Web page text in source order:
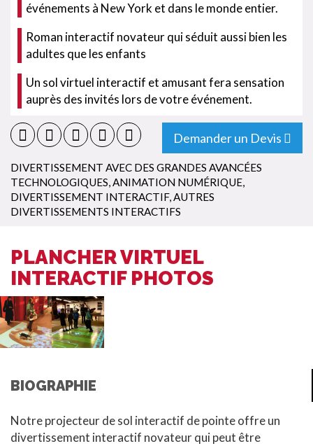
événements à New York et dans le monde entier.
Roman interactif novateur qui séduit aussi bien les
adultes que les enfants
Un sol virtuel interactif et amusant fera sensation
auprès des invités lors de votre événement.
Demander un Devis
DIVERTISSEMENT AVEC DES GRANDES AVANCÉES
TECHNOLOGIQUES,ANIMATION NUMÉRIQUE,
DIVERTISSEMENT INTERACTIF,AUTRES
DIVERTISSEMENTS INTERACTIFS
PLANCHER VIRTUEL
INTERACTIF PHOTOS
BIOGRAPHIE
Notre projecteur de sol interactif de pointe offre un
divertissement interactif novateur qui peut être